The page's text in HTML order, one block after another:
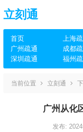
立刻通
首页 上海
广州疏通
成都
深圳疏通
福州
当前位置 立刻通
广州从化
发布: